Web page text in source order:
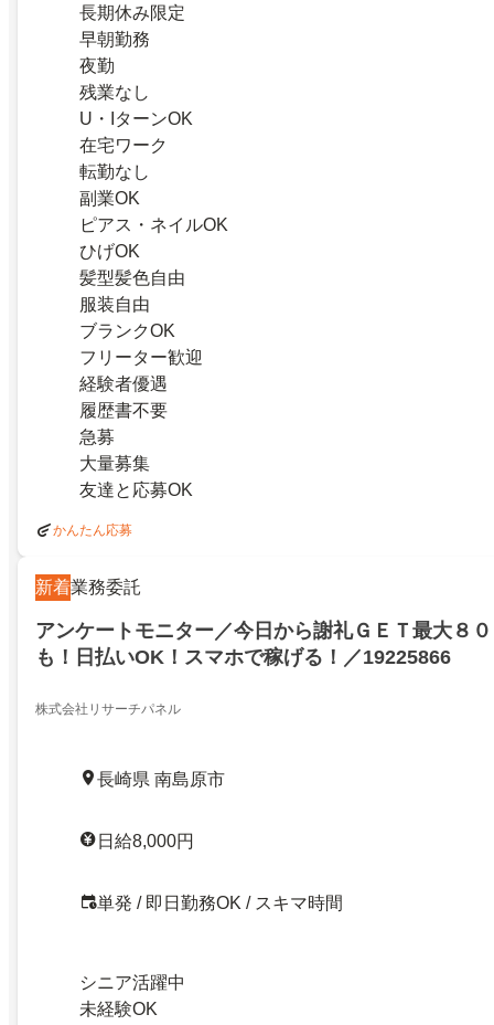
長期休み限定
早朝勤務
夜勤
残業なし
U・IターンOK
在宅ワーク
転勤なし
副業OK
ピアス・ネイルOK
ひげOK
髪型髪色自由
服装自由
ブランクOK
フリーター歓迎
経験者優遇
履歴書不要
急募
大量募集
友達と応募OK
かんたん応募
新着業務委託
アンケートモニター／今日から謝礼ＧＥＴ最大８
も！日払いOK！スマホで稼げる！／19225866
株式会社リサーチパネル
長崎県 南島原市
日給8,000円
単発 / 即日勤務OK / スキマ時間
シニア活躍中
未経験OK